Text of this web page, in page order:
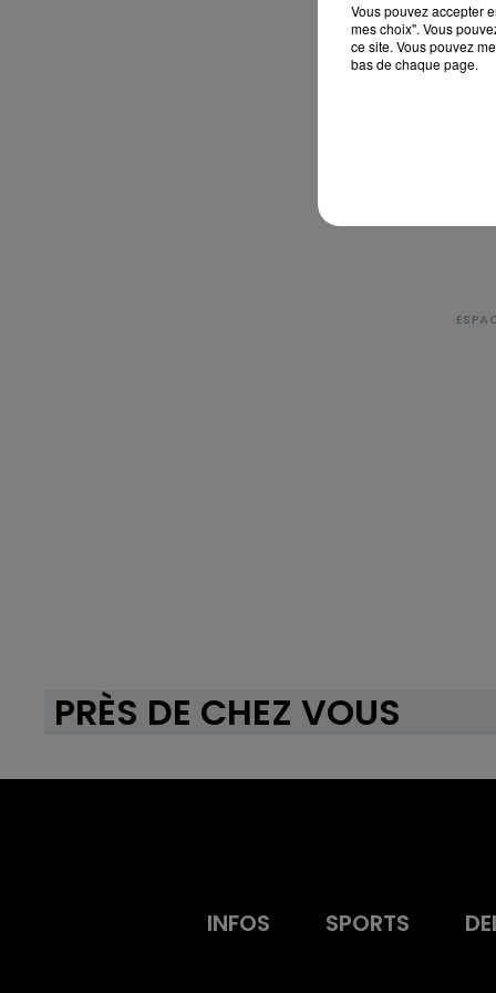
PRÈS DE CHEZ VOUS
INFOS SPORTS
Vous pouvez accepter
mes choix". Vous
ce site. Vous pouvez
bas de chaque page.